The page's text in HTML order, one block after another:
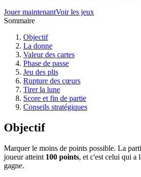
Jouer maintenantVoir les jeux
Sommaire
Objectif
La donne
Valeur des cartes
Phase de passe
Jeu des plis
Rupture des cœurs
Tirer la lune
Score et fin de partie
Conseils stratégiques
Objectif
Marquer le moins de points possible. La
joueur atteint 100 points, et c'est celui qui a
gagne.